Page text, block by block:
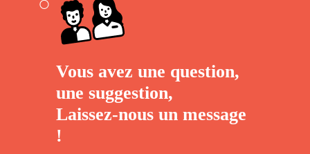
Vous avez une question,
une suggestion,
Laissez-nous un message
!